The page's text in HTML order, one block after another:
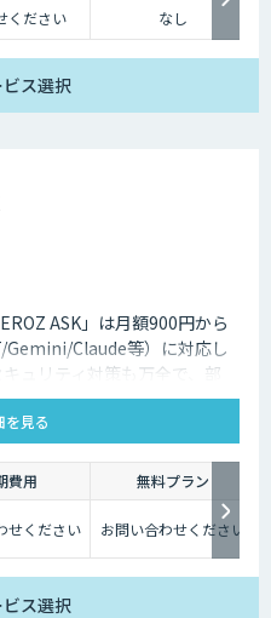
ください なし
ス選択
ASK」は月額900円から
Claude等）に対応し
キュリティ対策も万全で、部
す。RAGやダッシュボードの
生成等のオプション機能も充
促進、定着までを伴走して支
を見る
費用
無料プラン
せください お問い合わせください
ス選択